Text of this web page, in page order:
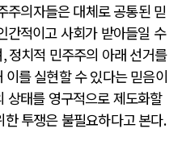
주의자들은 대체로 공통된 믿
간적이고 사회가 받아들일 수
,정치적 민주주의 아래 선거를
를 실현할 수 있다는 믿음이
상태를 영구적으로 제도화할
투쟁은 불필요하다고 본다.